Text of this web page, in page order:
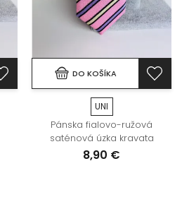
DO KOŠÍKA
UNI
Pánska fialovo-ružová
saténová úzka kravata
8,90 €